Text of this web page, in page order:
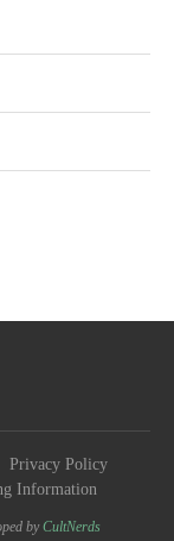
Privacy Policy
Information
byCultNerds